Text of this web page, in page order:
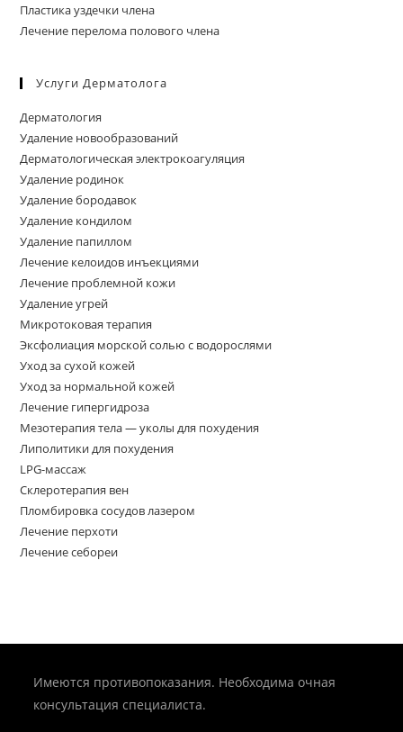
Пластика уздечки члена
Лечение перелома полового члена
Услуги Дерматолога
Дерматология
Удаление новообразований
Дерматологическая электрокоагуляция
Удаление родинок
Удаление бородавок
Удаление кондилом
Удаление папиллом
Лечение келоидов инъекциями
Лечение проблемной кожи
Удаление угрей
Микротоковая терапия
Эксфолиация морской солью с водорослями
Уход за сухой кожей
Уход за нормальной кожей
Лечение гипергидроза
Мезотерапия тела — уколы для похудения
Липолитики для похудения
LPG-массаж
Склеротерапия вен
Пломбировка сосудов лазером
Лечение перхоти
Лечение себореи
Имеются противопоказания. Необходима очная
консультация специалиста.